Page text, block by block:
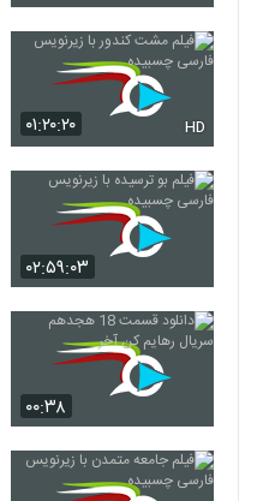
۰۱:۲۰:۲۰ HD
۰۲:۵۹:۰۳
۰۰:۳۸